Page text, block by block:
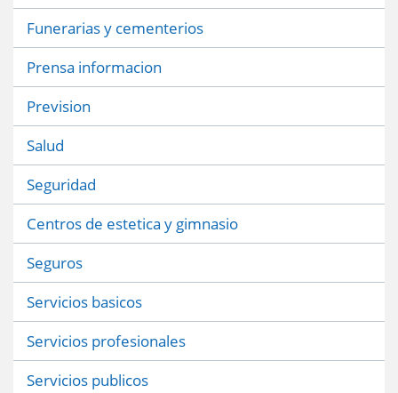
Funerarias y cementerios
Prensa informacion
Prevision
Salud
Seguridad
Centros de estetica y gimnasio
Seguros
Servicios basicos
Servicios profesionales
Servicios publicos